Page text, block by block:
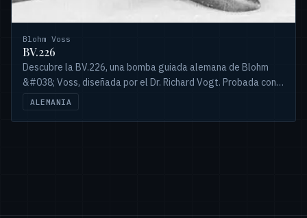
Blohm Voss
BV.226
Descubre la BV.226, una bomba guiada alemana de Blohm
&#038; Voss, diseñada por el Dr. Richard Vogt. Probada con
el He-111H-6, precursora de la BV 246.
ALEMANIA